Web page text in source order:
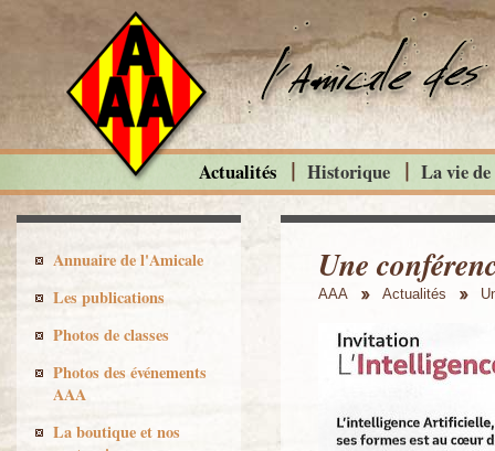
Une
AAA Actualités
Actualités Historique La vie
Annuaire de l'Amicale
Les publications
Photos de classes
Photos des événements
AAA
La boutique et nos